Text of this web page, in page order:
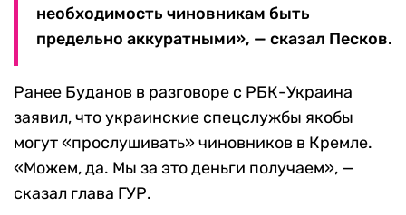
необходимость чиновникам быть
предельно аккуратными», — сказал Песков.
Ранее Буданов в разговоре с РБК-Украина
заявил, что украинские спецслужбы якобы
могут «прослушивать» чиновников в Кремле.
«Можем, да. Мы за это деньги получаем», —
сказал глава ГУР.